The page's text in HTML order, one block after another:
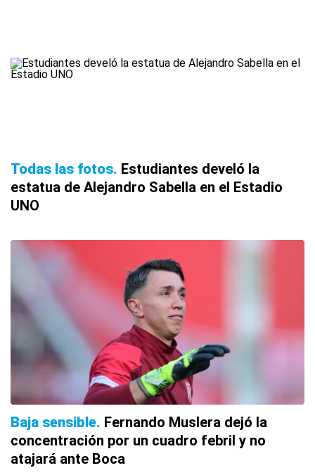
Todas las fotos Estudiantes develó la
estatua de Alejandro Sabella en el Estadio
UNO
Baja sensible Fernando Muslera dejó la
concentración por un cuadro febril y no
atajará ante Boca